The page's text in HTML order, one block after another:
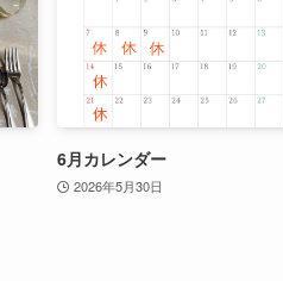
6月カレンダー
2026年5月30日